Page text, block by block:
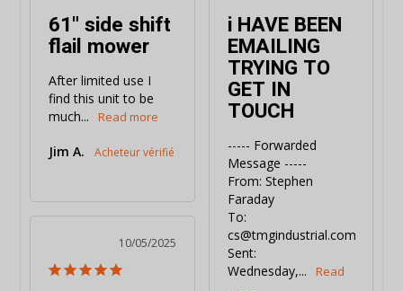
61" side shift
flail mower
After limited use I
find this unit to be
much...
Jim A.
i HAVE BEEN
EMAILING
TRYING TO
GET IN
TOUCH
----- Forwarded
Message -----
From: Stephen
Faraday
To:
cs@tmgindustrial.com
Sent:
Wednesday,...
10/05/2025